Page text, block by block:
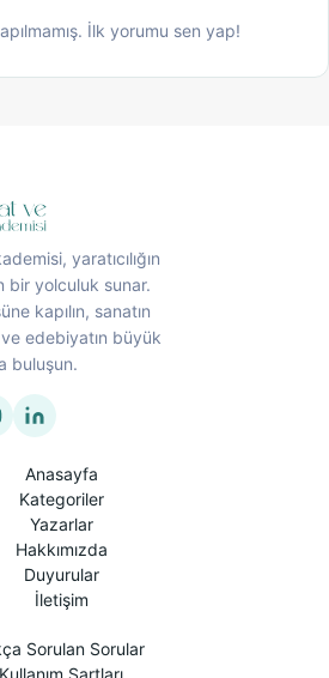
İlk yorumu sen yap!
yaratıcılığın
bir yolculuk sunar.
kapılın, sanatın
edebiyatın büyük
buluşun.
Anasayfa
Kategoriler
Yazarlar
Hakkımızda
Duyurular
İletişim
Sorulan Sorular
Kullanım Şartları